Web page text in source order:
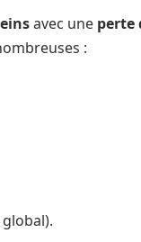
avec une perte
: